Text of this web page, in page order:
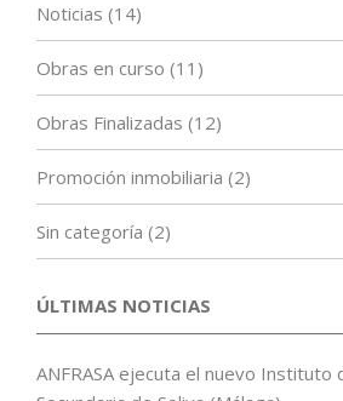
Noticias (14)
Obras en curso (11)
Obras Finalizadas (12)
Promoción inmobiliaria (2)
Sin categoría (2)
ÚLTIMAS NOTICIAS
ANFRASA ejecuta el nuevo Instituto